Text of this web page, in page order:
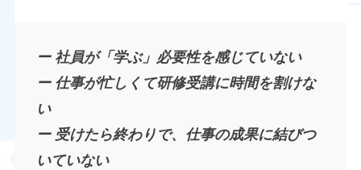
ー 社員が「学ぶ」必要性を感じていない
ー 仕事が忙しくて研修受講に時間を割けな
い
ー 受けたら終わりで、仕事の成果に結びつ
いていない